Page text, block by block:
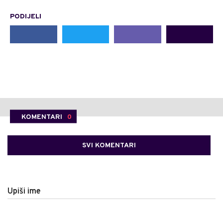
PODIJELI
KOMENTARI 0
SVI KOMENTARI
Upiši ime